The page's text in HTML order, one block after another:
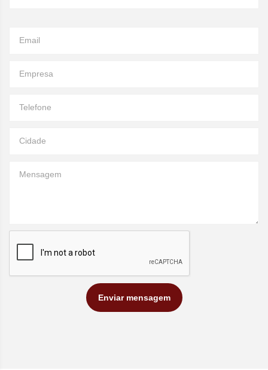
Email
Empresa
Telefone
Cidade
Mensagem
Enviar mensagem